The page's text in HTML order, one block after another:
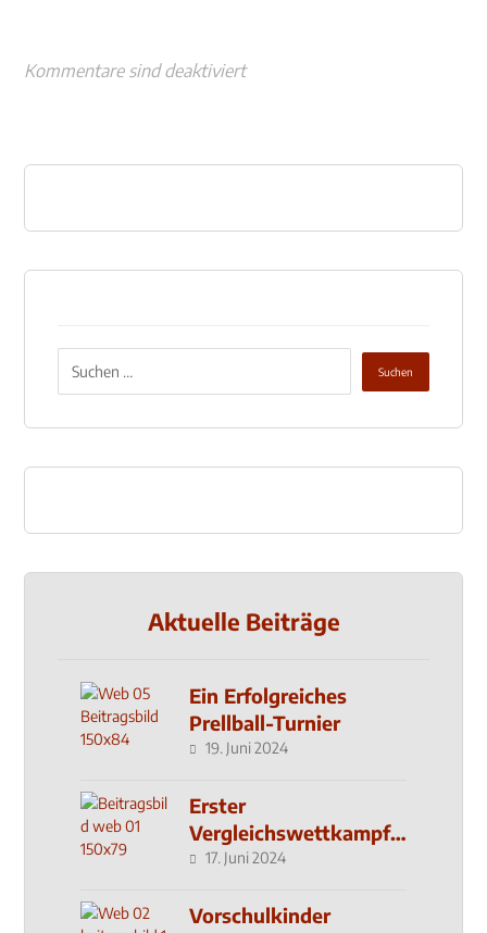
Kommentare sind deaktiviert
Aktuelle Beiträge
Ein Erfolgreiches
Prellball-Turnier
19. Juni 2024
Erster
Vergleichswettkampf
seit 2019
17. Juni 2024
Vorschulkinder